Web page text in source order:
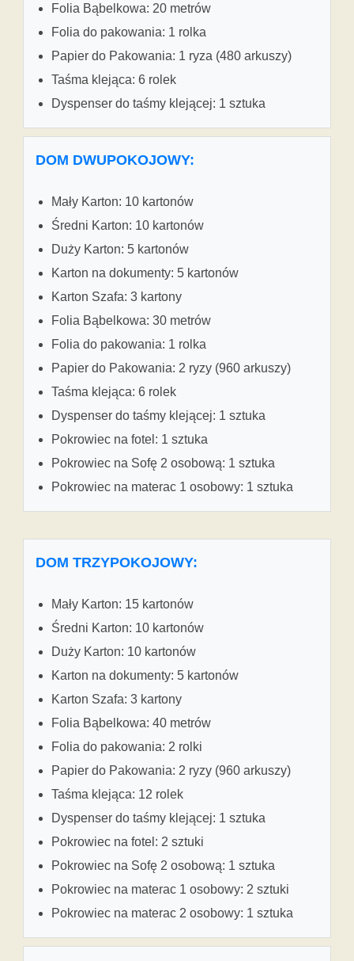
Folia Bąbelkowa: 20 metrów
Folia do pakowania: 1 rolka
Papier do Pakowania: 1 ryza (480 arkuszy)
Taśma klejąca: 6 rolek
Dyspenser do taśmy klejącej: 1 sztuka
DOM DWUPOKOJOWY:
Mały Karton: 10 kartonów
Średni Karton: 10 kartonów
Duży Karton: 5 kartonów
Karton na dokumenty: 5 kartonów
Karton Szafa: 3 kartony
Folia Bąbelkowa: 30 metrów
Folia do pakowania: 1 rolka
Papier do Pakowania: 2 ryzy (960 arkuszy)
Taśma klejąca: 6 rolek
Dyspenser do taśmy klejącej: 1 sztuka
Pokrowiec na fotel: 1 sztuka
Pokrowiec na Sofę 2 osobową: 1 sztuka
Pokrowiec na materac 1 osobowy: 1 sztuka
DOM TRZYPOKOJOWY:
Mały Karton: 15 kartonów
Średni Karton: 10 kartonów
Duży Karton: 10 kartonów
Karton na dokumenty: 5 kartonów
Karton Szafa: 3 kartony
Folia Bąbelkowa: 40 metrów
Folia do pakowania: 2 rolki
Papier do Pakowania: 2 ryzy (960 arkuszy)
Taśma klejąca: 12 rolek
Dyspenser do taśmy klejącej: 1 sztuka
Pokrowiec na fotel: 2 sztuki
Pokrowiec na Sofę 2 osobową: 1 sztuka
Pokrowiec na materac 1 osobowy: 2 sztuki
Pokrowiec na materac 2 osobowy: 1 sztuka